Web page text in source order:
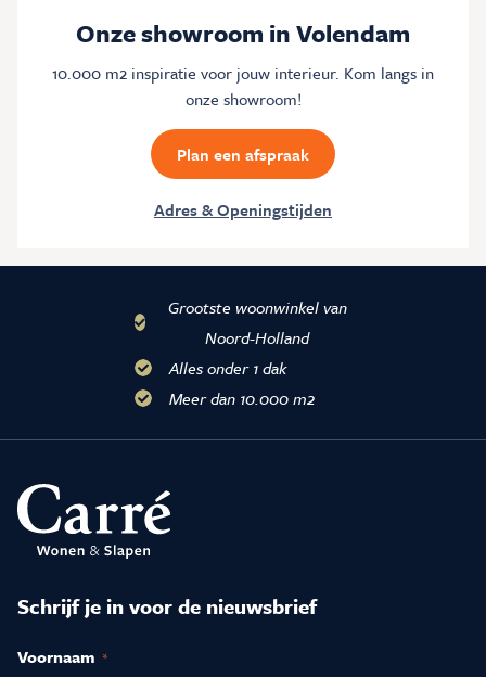
Onze showroom in Volendam
10.000 m2 inspiratie voor jouw interieur. Kom langs in
onze showroom!
Plan een afspraak
Adres & Openingstijden
Grootste woonwinkel van
Noord-Holland
Alles onder 1 dak
Meer dan 10.000 m2
Schrijf je in voor de nieuwsbrief
Voornaam (Vereist)